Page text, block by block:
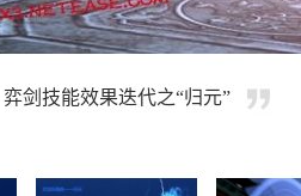
弈剑技能效果迭代之“归元”